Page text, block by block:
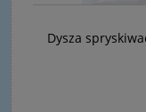
Dysza